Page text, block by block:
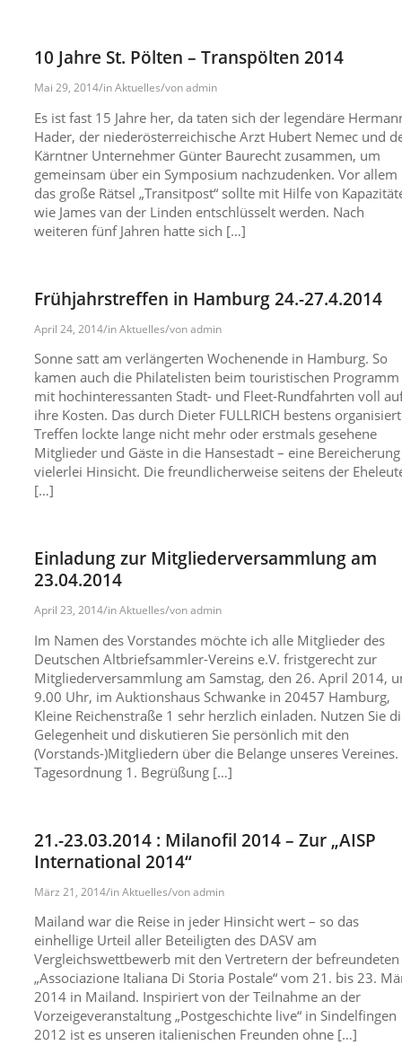
10 Jahre St. Pölten – Transpölten 2014
Mai 29, 2014/inAktuelles/vonadmin
Es ist fast 15 Jahre her, da taten sich der legendäre
Hader, der niederösterreichische Arzt Hubert Nemec und
Kärntner Unternehmer Günter Baurecht zusammen, um
gemeinsam über ein Symposium nachzudenken. Vor allem
das große Rätsel „Transitpost“ sollte mit Hilfe von
wie James van der Linden entschlüsselt werden. Nach
weiteren fünf Jahren hatte sich […]
Frühjahrstreffen in Hamburg 24.-27.4.2014
April 24, 2014/inAktuelles/vonadmin
Sonne satt am verlängerten Wochenende in Hamburg. So
kamen auch die Philatelisten beim touristischen Programm
mit hochinteressanten Stadt- und Fleet-Rundfahrten voll
ihre Kosten. Das durch Dieter FULLRICH bestens
Treffen lockte lange nicht mehr oder erstmals gesehene
Mitglieder und Gäste in die Hansestadt – eine
vielerlei Hinsicht. Die freundlicherweise seitens der
[…]
Einladung zur Mitgliederversammlung am
23.04.2014
April 23, 2014/inAktuelles/vonadmin
Im Namen des Vorstandes möchte ich alle Mitglieder des
Deutschen Altbriefsammler-Vereins e.V. fristgerecht zur
Mitgliederversammlung am Samstag, den 26. April 2014,
9.00 Uhr, im Auktionshaus Schwanke in 20457 Hamburg,
Kleine Reichenstraße 1 sehr herzlich einladen. Nutzen Sie
Gelegenheit und diskutieren Sie persönlich mit den
(Vorstands-)Mitgliedern über die Belange unseres Vereines.
Tagesordnung 1. Begrüßung […]
21.-23.03.2014 : Milanofil 2014 – Zur „AISP
International 2014“
März 21, 2014/inAktuelles/vonadmin
Mailand war die Reise in jeder Hinsicht wert – so das
einhellige Urteil aller Beteiligten des DASV am
Vergleichswettbewerb mit den Vertretern der befreundeten
„Associazione Italiana Di Storia Postale“ vom 21. bis 23.
2014 in Mailand. Inspiriert von der Teilnahme an der
Vorzeigeveranstaltung „Postgeschichte live“ in Sindelfingen
2012 ist es unseren italienischen Freunden ohne […]